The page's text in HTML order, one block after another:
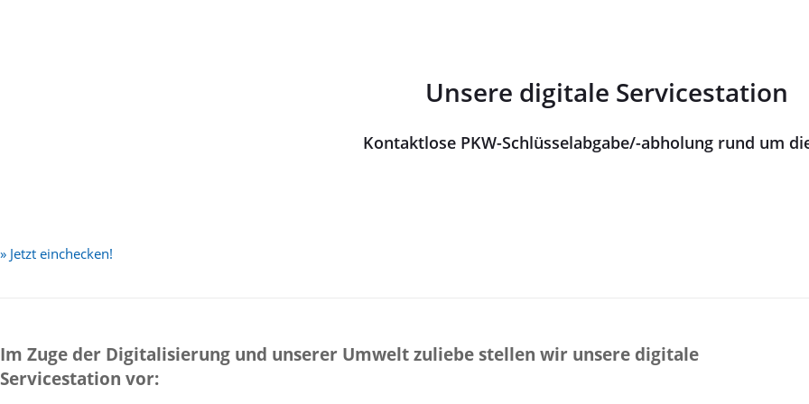
Unsere digitale Servicestation
Kontaktlose PKW-Schlüsselabgabe/-abholung rund um
» Jetzt einchecken!
Im Zuge der Digitalisierung und unserer Umwelt zuliebe stellen wir unsere digitale
Servicestation vor: